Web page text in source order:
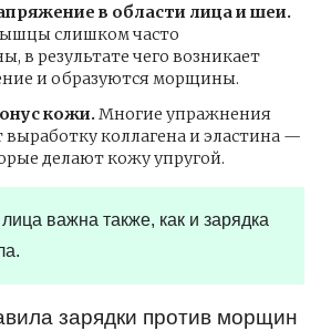
в области лица и шеи.
слишком часто
в результате чего возникает
и образуются морщины.
кожи.Многие упражнения
коллагена и эластина —
делают кожу упругой.
важна также, как и зарядка
зарядки против морщин